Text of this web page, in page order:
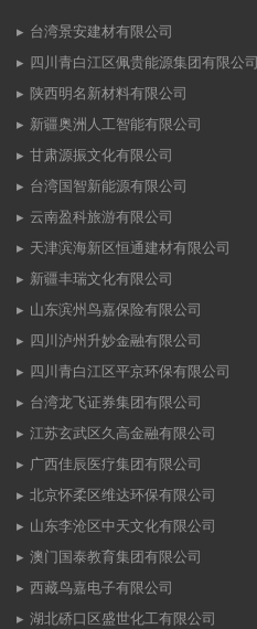
台湾景安建材有限公司
四川青白江区佩贵能源集团有限公司
陕西明名新材料有限公司
新疆奥洲人工智能有限公司
甘肃源振文化有限公司
台湾国智新能源有限公司
云南盈科旅游有限公司
天津滨海新区恒通建材有限公司
新疆丰瑞文化有限公司
山东滨州鸟嘉保险有限公司
四川泸州升妙金融有限公司
四川青白江区平京环保有限公司
台湾龙飞证券集团有限公司
江苏玄武区久高金融有限公司
广西佳辰医疗集团有限公司
北京怀柔区维达环保有限公司
山东李沧区中天文化有限公司
澳门国泰教育集团有限公司
西藏鸟嘉电子有限公司
湖北硚口区盛世化工有限公司